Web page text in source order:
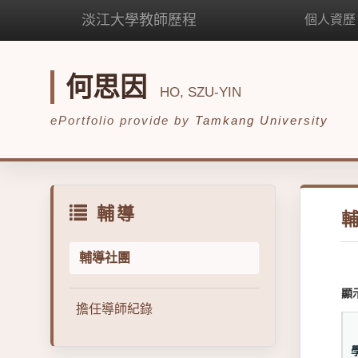
淡江大學教師歷程 個人資歷
何思因 HO, SZU-YIN
ePortfolio provide by Tamkang University
輔導
輔導社團
擔任導師紀錄
顯